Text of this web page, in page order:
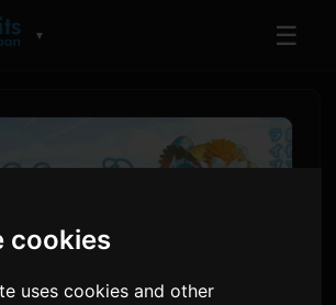
cookies
uses cookies and other
▼ ☰